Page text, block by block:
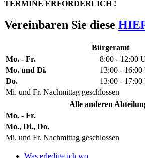
TERMINE ERFORDERLICH !
Vereinbaren Sie diese
Bürgeramt
Mo. - Fr.
8:00 - 12:00
Mo. und Di.
13:00 - 16:00
Do.
13:00 - 17:00
Mi. und Fr. Nachmittag geschlossen
Alle anderen
Mo. - Fr.
Mo., Di., Do.
Mi. und Fr. Nachmittag geschlossen
Was erledige ich wo